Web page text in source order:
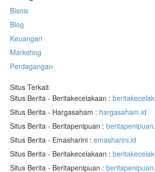
Bisnis
Blog
Keuangan
Marketing
Perdagangan
Situs Terkait
Situs Berita - Beritakecelakaan :
Situs Berita - Hargasaham : hargasaham.id
Situs Berita - Beritapenipuan :
Situs Berita - Emasharini : emasharini.id
Situs Berita - Beritakecelakaan :
Situs Berita - Beritapenipuan :